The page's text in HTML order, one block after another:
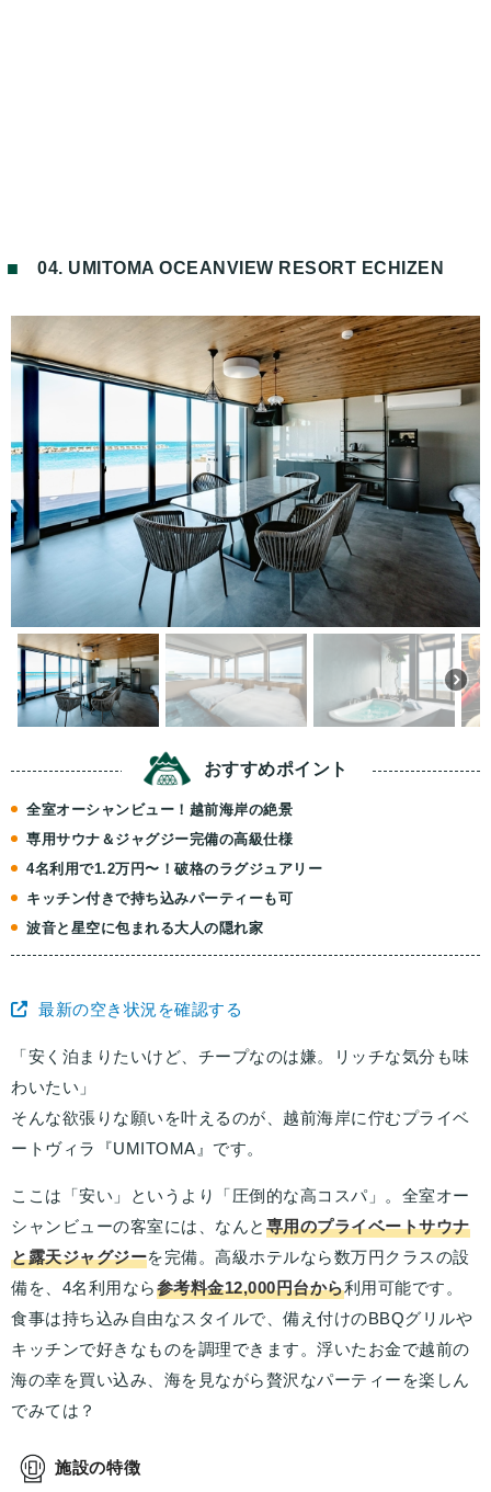
04. UMITOMA OCEANVIEW RESORT ECHIZEN
おすすめポイント
全室オーシャンビュー！越前海岸の絶景
専用サウナ＆ジャグジー完備の高級仕様
4名利用で1.2万円〜！破格のラグジュアリー
キッチン付きで持ち込みパーティーも可
波音と星空に包まれる大人の隠れ家
最新の空き状況を確認する
「安く泊まりたいけど、チープなのは嫌。リッチな気分も味
わいたい」
そんな欲張りな願いを叶えるのが、越前海岸に佇むプライベ
ートヴィラ『UMITOMA』です。
ここは「安い」というより「圧倒的な高コスパ」。全室オー
シャンビューの客室には、なんと 専用のプライベートサウナ
と露天ジャグジーを完備。高級ホテルなら数万円クラスの設
備を、4名利用なら参考料金12,000円台から利用可能です。
食事は持ち込み自由なスタイルで、備え付けのBBQグリルや
キッチンで好きなものを調理できます。浮いたお金で越前の
海の幸を買い込み、海を見ながら贅沢なパーティーを楽しん
でみては？
施設の特徴